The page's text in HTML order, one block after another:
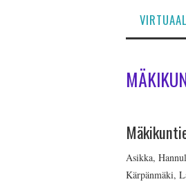
Asikka,
Kärpänmäki,